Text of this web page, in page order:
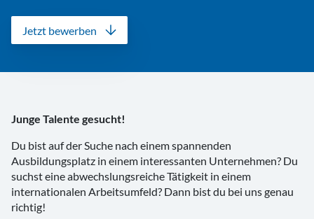
Jetzt bewerben
Junge Talente gesucht!
Du bist auf der Suche nach einem spannenden
Ausbildungsplatz in einem interessanten Unternehmen? Du
suchst eine abwechslungsreiche Tätigkeit in einem
internationalen Arbeitsumfeld? Dann bist du bei uns genau
richtig!